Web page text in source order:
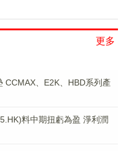
更多
CCMAX、E2K、HBD系列產
料中期扭虧為盈 淨利潤